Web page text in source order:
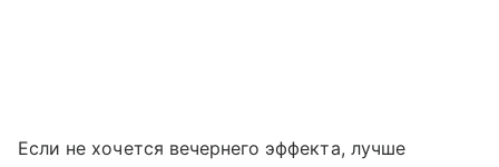
Если не хочется вечернего эффекта, лучше